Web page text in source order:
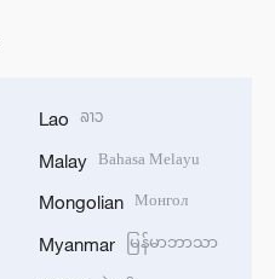
Lao ລາວ
Malay Bahasa Melayu
Mongolian Монгол
Myanmar မြန်မာဘာသာ